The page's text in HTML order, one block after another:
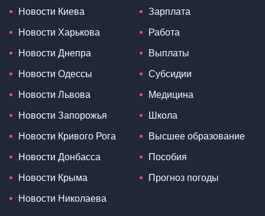
Новости Киева
Новости Харькова
Новости Днепра
Новости Одессы
Новости Львова
Новости Запорожья
Новости Кривого Рога
Новости Донбасса
Новости Крыма
Новости Николаева
Зарплата
Работа
Выплаты
Субсидии
Медицина
Школа
Высшее образование
Пособия
Прогноз погоды